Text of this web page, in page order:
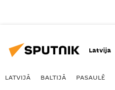
Latvija
LATVIJĀ BALTIJĀ PASAULĒ